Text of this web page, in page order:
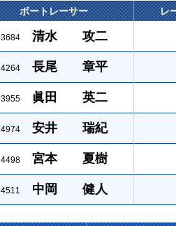
ボートレーサー レ
3684 清水 攻二
4264 長尾 章平
3955 眞田 英二
4974 安井 瑞紀
4498 宮本 夏樹
4511 中岡 健人